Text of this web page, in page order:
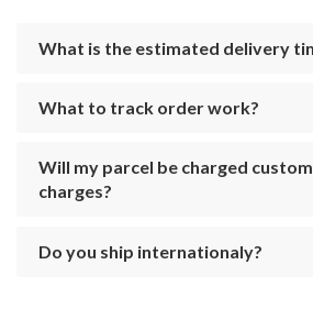
What is the estimated delivery
What to track order work?
Will my parcel be charged
charges?
Do you ship internationaly?